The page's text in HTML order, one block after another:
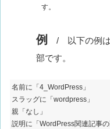
す。
例
/ 以下の例は
部です。
名前に「4_WordPress」
スラッグに「wordpress」
親「なし」
説明に「WordPress関連記事の